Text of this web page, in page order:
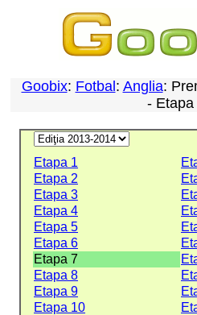
Goobix: Fotbal : Anglia:
- Etapa
Etapa 1
Etapa 2
Etapa 3
Etapa 4
Etapa 5
Etapa 6
Etapa 7
Etapa 8
Etapa 9
Etapa 10